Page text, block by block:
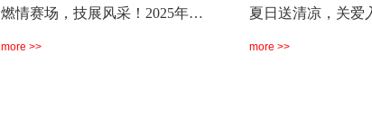
燃情赛场，技展风采！2025年…
more >>
夏日送清凉，关爱
more >>